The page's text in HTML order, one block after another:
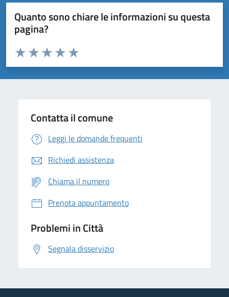
Quanto sono chiare le informazioni su questa
pagina?
Domanda
Valuta da 1 a 5 stelle la pagina
Valuta 5 stelle su 5
Valuta 4 stelle su 5
Valuta 3 stelle su 5
Valuta 2 stelle su 5
Valuta 1 stelle su 5
Contatta il comune
Leggi le domande frequenti
Richiedi assistenza
Chiama il numero
Prenota appuntamento
Problemi in Città
Segnala disservizio